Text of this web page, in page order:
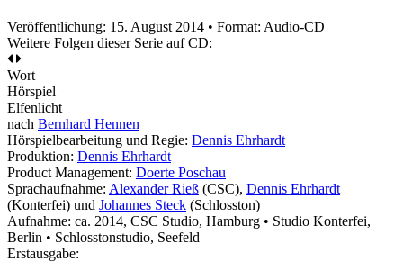
Veröffentlichung: 15. August 2014 • Format: Audio-CD
Weitere Folgen dieser Serie auf CD:
Wort
Hörspiel
Elfenlicht
nach Bernhard Hennen
Hörspielbearbeitung und Regie: Dennis Ehrhardt
Produktion: Dennis Ehrhardt
Product Management: Doerte Poschau
Sprachaufnahme: Alexander Rieß (CSC), Dennis Ehrhardt
(Konterfei) und Johannes Steck (Schlosston)
Aufnahme: ca. 2014, CSC Studio, Hamburg • Studio Konterfei,
Berlin • Schlosstonstudio, Seefeld
Erstausgabe: